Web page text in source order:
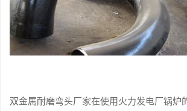
双金属耐磨弯头厂家在使用火力发电厂锅炉